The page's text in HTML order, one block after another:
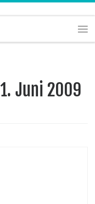
1. Juni 2009